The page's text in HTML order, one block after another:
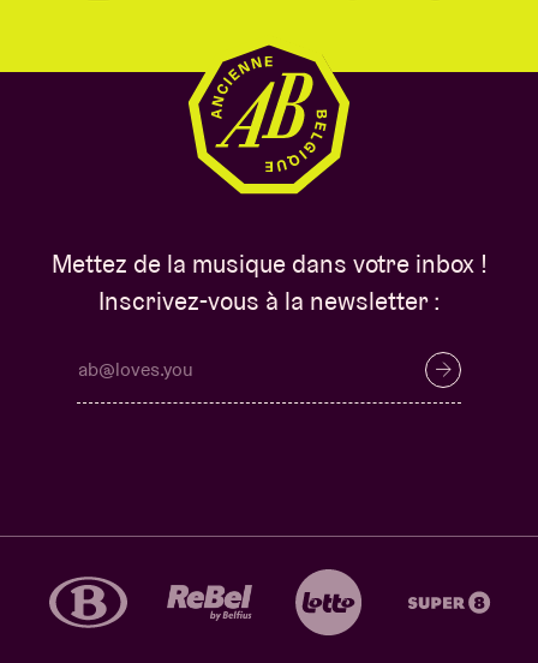
Mettez de la musique dans votre inbox !
Inscrivez-vous à la newsletter :